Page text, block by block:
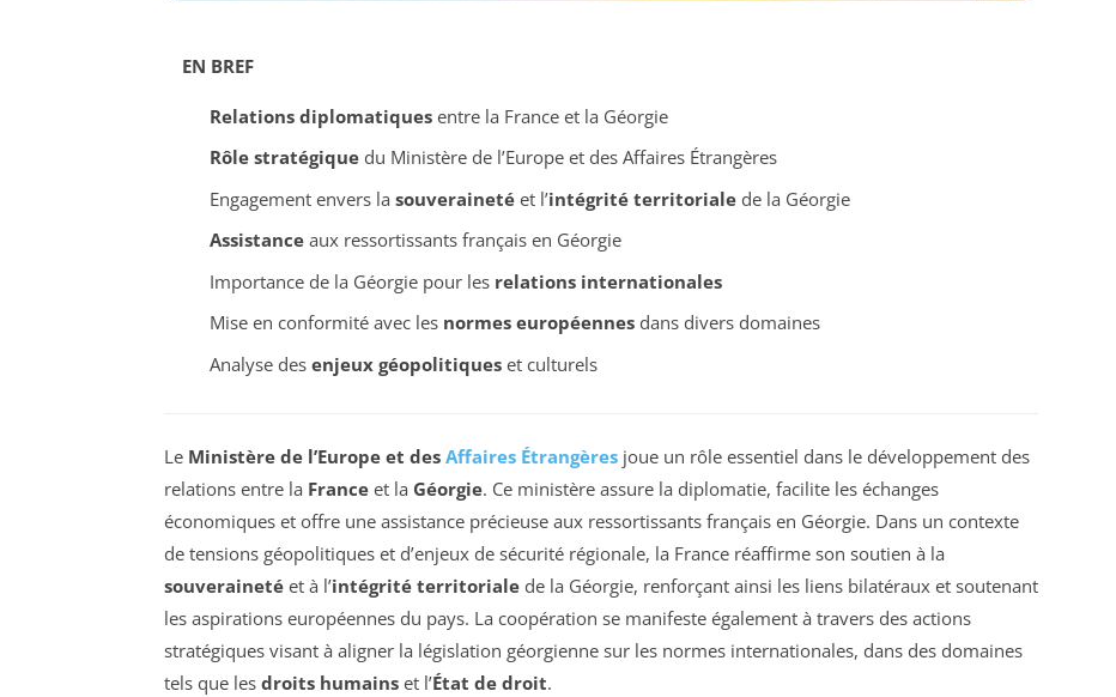
EN BREF
Relations diplomatiquesentre la France et la Géorgie
Rôle stratégiquedu Ministère de l’Europe et des Affaires Étrangères
Engagement envers la souverainetéet l’intégrité territorialede la Géorgie
Assistanceaux ressortissants français en Géorgie
Importance de la Géorgie pour les relations internationales
Mise en conformité avec les normes européennesdans divers domaines
Analyse des enjeux géopolitiqueset culturels
Le Ministère de l’Europe et des Affaires Étrangères joue un rôle essentiel dans le développement des
relations entre la France et la Géorgie. Ce ministère assure la diplomatie, facilite les échanges
économiques et offre une assistance précieuse aux ressortissants français en Géorgie. Dans un contexte
de tensions géopolitiques et d’enjeux de sécurité régionale, la France réaffirme son soutien à la
souveraineté et à l’intégrité territoriale de la Géorgie, renforçant ainsi les liens bilatéraux et soutenant
les aspirations européennes du pays. La coopération se manifeste également à travers des actions
stratégiques visant à aligner la législation géorgienne sur les normes internationales, dans des domaines
tels que les droits humains et l’État de droit.